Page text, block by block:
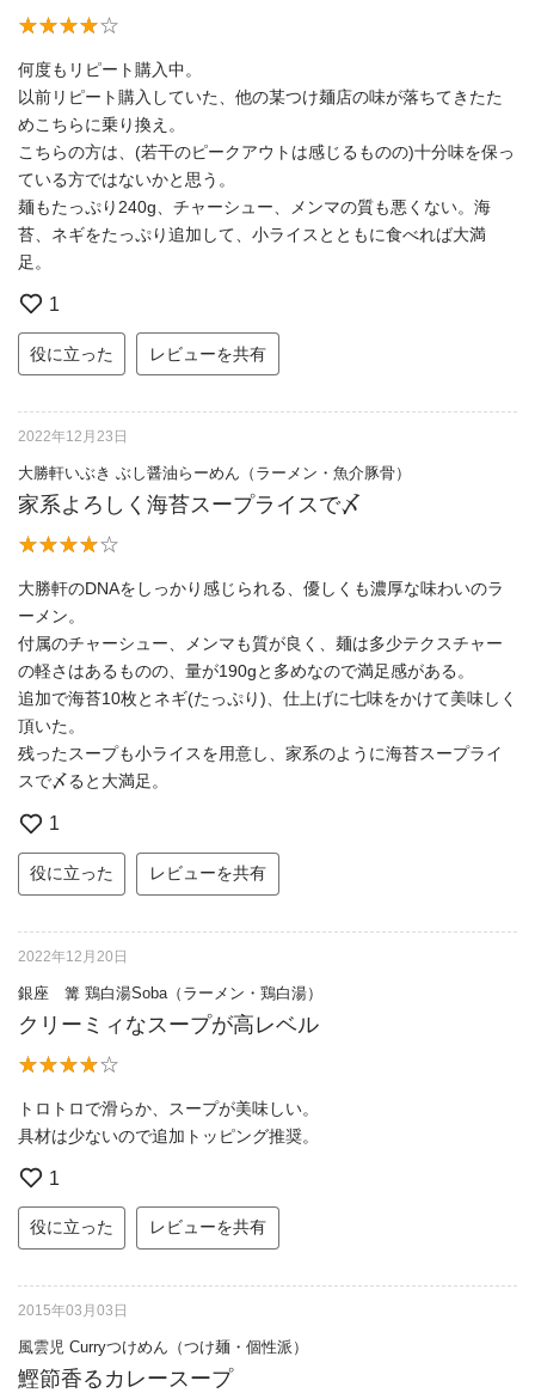
何度もリピート購入中。
以前リピート購入していた、他の某つけ麺店の味が落ちてきたた
めこちらに乗り換え。
こちらの方は、(若干のピークアウトは感じるものの)十分味を保っ
ている方ではないかと思う。
麺もたっぷり240g、チャーシュー、メンマの質も悪くない。海
苔、ネギをたっぷり追加して、小ライスとともに食べれば大満
足。
1
役に立った レビューを共有
2022年12月23日
大勝軒いぶき ぶし醤油らーめん（ラーメン・魚介豚骨）
家系よろしく海苔スープライスで〆
大勝軒のDNAをしっかり感じられる、優しくも濃厚な味わいのラ
ーメン。
付属のチャーシュー、メンマも質が良く、麺は多少テクスチャー
の軽さはあるものの、量が190gと多めなので満足感がある。
追加で海苔10枚とネギ(たっぷり)、仕上げに七味をかけて美味しく
頂いた。
残ったスープも小ライスを用意し、家系のように海苔スープライ
スで〆ると大満足。
1
役に立った レビューを共有
2022年12月20日
銀座 篝 鶏白湯Soba（ラーメン・鶏白湯）
クリーミィなスープが高レベル
トロトロで滑らか、スープが美味しい。
具材は少ないので追加トッピング推奨。
1
役に立った レビューを共有
2015年03月03日
風雲児 Curryつけめん（つけ麺・個性派）
鰹節香るカレースープ